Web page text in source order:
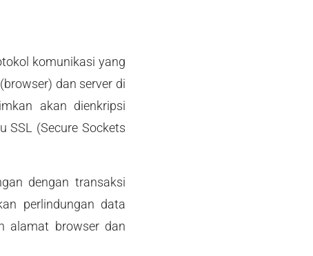
komunikasi yang
dan server di
akan dienkripsi
SSL (Secure Sockets
dengan transaksi
perlindungan data
alamat browser dan